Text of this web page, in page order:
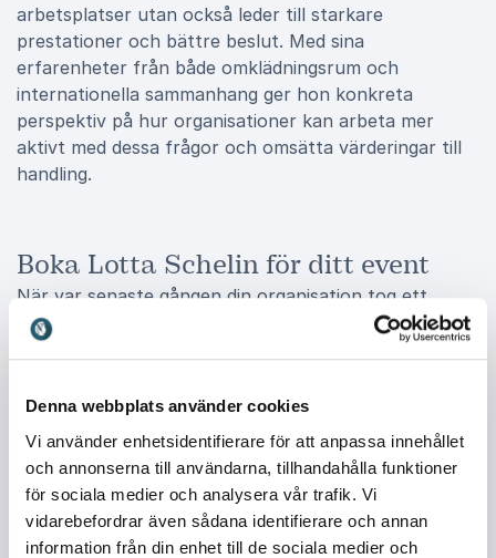
Denna webbplats använder cookies
Vi använder enhetsidentifierare för att anpassa innehållet
och annonserna till användarna, tillhandahålla funktioner
för sociala medier och analysera vår trafik. Vi
vidarebefordrar även sådana identifierare och annan
information från din enhet till de sociala medier och
arbetsplatser utan också leder till starkare
prestationer och bättre beslut. Med sina
erfarenheter från både omklädningsrum och
internationella sammanhang ger hon konkreta
perspektiv på hur organisationer kan arbeta mer
aktivt med dessa frågor och omsätta värderingar till
handling.
Boka Lotta Schelin för ditt event
När var senaste gången din organisation tog ett
tydligt kliv framåt inom ledarskap och teamdynamik?
Att boka Lotta Schelin innebär en möjlighet att skapa
berättelser om personlig triumf och utmaningar med
praktiska verktyg som stärker laganda, ledarskap och
engagemang. Deltagarna får med sig strategier för att
bygga framgångsrika team, hantera stress och
utveckla en inkluderande kultur. En föreläsning med
Lotta Schelin är en investering i både människor och